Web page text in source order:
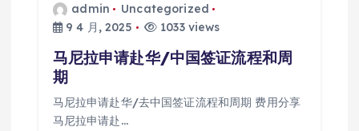
admin
Uncategorized
9 4 月, 2025
1033 views
马尼拉申请赴华/中国签证流程和周
期
马尼拉申请赴华/去中国签证流程和周期 费用分享
马尼拉申请赴…